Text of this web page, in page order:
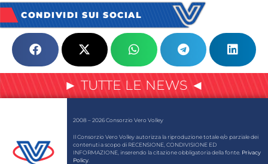
CONDIVIDI SUI SOCIAL
► TUTTE LE NEWS ◄
2008 – 2026 Consorzio Vero Volley
Il Consorzio Vero Volley autorizza la riproduzione totale e/o parziale dei
contenuti a scopo di RECENSIONE, CONDIVISIONE ED
INFORMAZIONE, inserendo la citazione obbligatoria della fonte. Privacy
Policy